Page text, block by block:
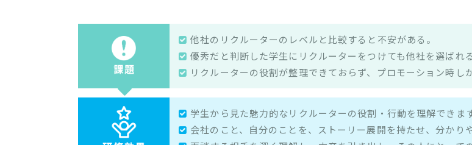
他社のリクルーターのレベルと比較すると不安がある。
優秀だと判断した学生にリクルーターをつけても他社を選ばれ
リクルーターの役割が整理できておらず、プロモーション時し
学生から見た魅力的なリクルーターの役割・行動を理解できます
会社のこと、自分のことを、ストーリー展開を持たせ、分かり